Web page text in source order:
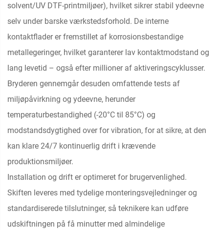
solvent/UV DTF-printmiljøer), hvilket sikrer stabil ydeevne
selv under barske værkstedsforhold. De interne
kontaktflader er fremstillet af korrosionsbestandige
metallegeringer, hvilket garanterer lav kontaktmodstand og
lang levetid – også efter millioner af aktiveringscyklusser.
Bryderen gennemgår desuden omfattende tests af
miljøpåvirkning og ydeevne, herunder
temperaturbestandighed (-20°C til 85°C) og
modstandsdygtighed over for vibration, for at sikre, at den
kan klare 24/7 kontinuerlig drift i krævende
produktionsmiljøer.
Installation og drift er optimeret for brugervenlighed.
Skiften leveres med tydelige monteringsvejledninger og
standardiserede tilslutninger, så teknikere kan udføre
udskiftningen på få minutter med almindelige